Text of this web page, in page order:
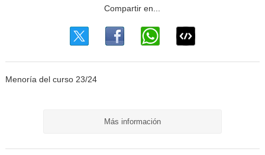
Menoría del curso 23/24
Más información